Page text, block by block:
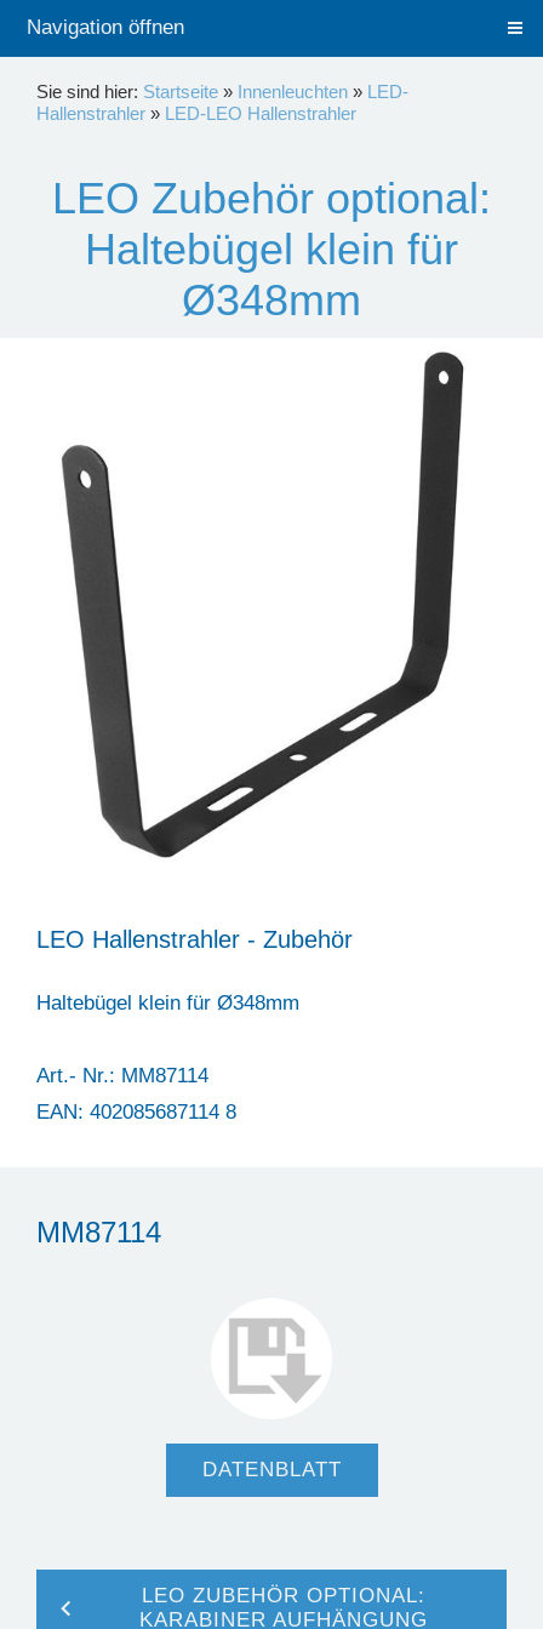
Navigation öffnen
Sie sind hier: Startseite » Innenleuchten » LED-
Hallenstrahler » LED-LEO Hallenstrahler
LEO Zubehör optional:
Haltebügel klein für
Ø348mm
LEO Hallenstrahler - Zubehör
Haltebügel klein für Ø348mm
Art.- Nr.: MM87114
EAN: 402085687114 8
MM87114
DATENBLATT
LEO ZUBEHÖR OPTIONAL:
KARABINER AUFHÄNGUNG